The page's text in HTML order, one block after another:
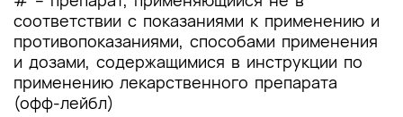
соответствии с показаниями к применению и
противопоказаниями, способами применения
и дозами, содержащимися в инструкции по
применению лекарственного препарата
(офф-лейбл)